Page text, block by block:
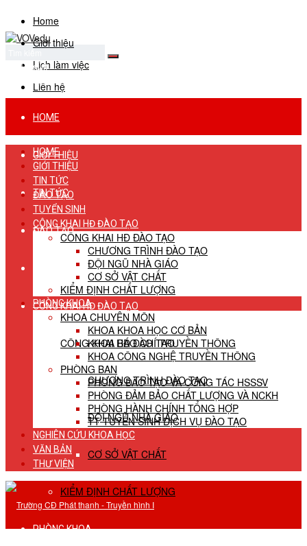
Home
Giới thiệu
Lịch làm việc
Liên hệ
No Result
View All Result
HOME
GIỚI THIỆU
TIN TỨC
ĐÀO TẠO
TUYỂN SINH
CÔNG KHAI HĐ ĐÀO TẠO
CÔNG KHAI HĐ ĐÀO TẠO
CHƯƠNG TRÌNH ĐÀO TẠO
ĐỘI NGŨ NHÀ GIÁO
CƠ SỞ VẬT CHẤT
KIỂM ĐỊNH CHẤT LƯỢNG
PHÒNG KHOA
HOME
GIỚI THIỆU
TIN TỨC
ĐÀO TẠO
TUYỂN SINH
CÔNG KHAI HĐ ĐÀO TẠO
CÔNG KHAI HĐ ĐÀO TẠO
CHƯƠNG TRÌNH ĐÀO TẠO
ĐỘI NGŨ NHÀ GIÁO
CƠ SỞ VẬT CHẤT
KIỂM ĐỊNH CHẤT LƯỢNG
PHÒNG KHOA
KHOA CHUYÊN MÔN
KHOA KHOA HỌC CƠ BẢN
KHOA BÁO CHÍ TRUYỀN THÔNG
KHOA CÔNG NGHỆ TRUYỀN THÔNG
PHÒNG BAN
PHÒNG ĐÀO TẠO VÀ CÔNG TÁC HSSSV
PHÒNG ĐẢM BẢO CHẤT LƯỢNG VÀ NCKH
PHÒNG HÀNH CHÍNH TỔNG HỢP
TT TUYỂN SINH DỊCH VỤ ĐÀO TẠO
NGHIÊN CỨU KHOA HỌC
VĂN BẢN
THƯ VIỆN